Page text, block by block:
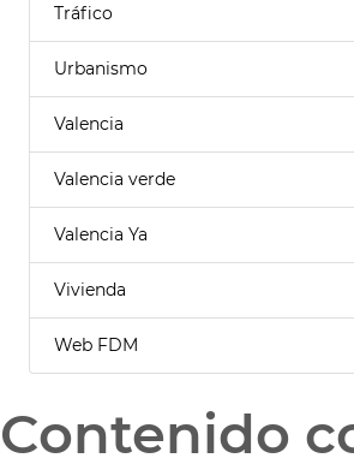
Tráfico
Urbanismo
Valencia
Valencia verde
Valencia Ya
Vivienda
Web FDM
Contenido